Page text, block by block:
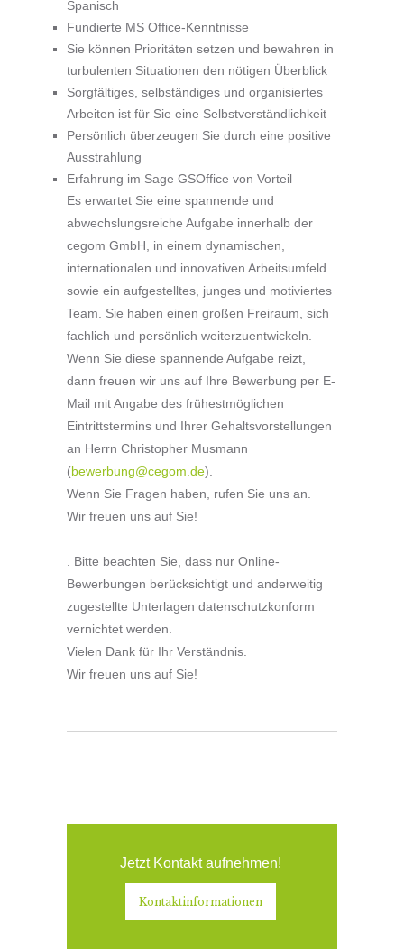
Spanisch
Fundierte MS Office-Kenntnisse
Sie können Prioritäten setzen und bewahren in
turbulenten Situationen den nötigen Überblick
Sorgfältiges, selbständiges und organisiertes
Arbeiten ist für Sie eine Selbstverständlichkeit
Persönlich überzeugen Sie durch eine positive
Ausstrahlung
Erfahrung im Sage GSOffice von Vorteil
Es erwartet Sie eine spannende und
abwechslungsreiche Aufgabe innerhalb der
cegom GmbH, in einem dynamischen,
internationalen und innovativen Arbeitsumfeld
sowie ein aufgestelltes, junges und motiviertes
Team. Sie haben einen großen Freiraum, sich
fachlich und persönlich weiterzuentwickeln.
Wenn Sie diese spannende Aufgabe reizt,
dann freuen wir uns auf Ihre Bewerbung per E-
Mail mit Angabe des frühestmöglichen
Eintrittstermins und Ihrer Gehaltsvorstellungen
an Herrn Christopher Musmann
(bewerbung@cegom.de).
Wenn Sie Fragen haben, rufen Sie uns an.
Wir freuen uns auf Sie!
. Bitte beachten Sie, dass nur Online-
Bewerbungen berücksichtigt und anderweitig
zugestellte Unterlagen datenschutzkonform
vernichtet werden.
Vielen Dank für Ihr Verständnis.
Wir freuen uns auf Sie!
Jetzt Kontakt aufnehmen!
Kontaktinformationen